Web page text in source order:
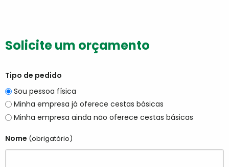
Solicite um orçamento
Tipo de pedido
Sou pessoa física
Minha empresa já oferece cestas básicas
Minha empresa ainda não oferece cestas básicas
Nome (obrigatório)